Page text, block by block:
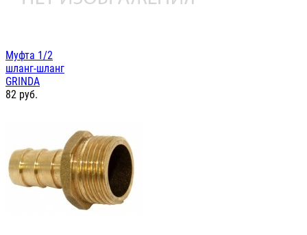
Муфта 1/2
шланг-шланг
GRINDA
82 руб.